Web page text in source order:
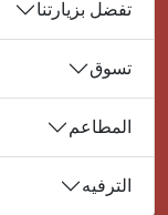
تفضل بزيارتنا
تسوق
المطاعم
الترفيه